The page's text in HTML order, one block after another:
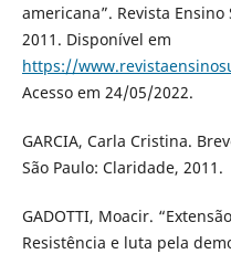
americana”. Revista
2011. Disponível em
https://
Acesso em 24/05/2022.
GARCIA, Carla Cristina.
São Paulo: Claridade, 2011.
GADOTTI, Moacir.
Resistência e luta pela